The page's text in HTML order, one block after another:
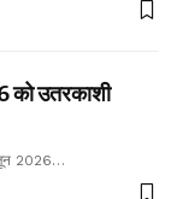
को उतरकाशी
जून 2026…